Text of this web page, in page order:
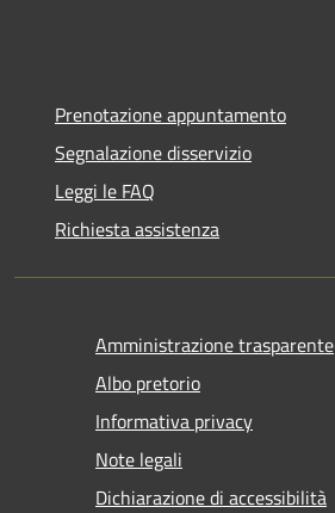
Prenotazione appuntamento
Segnalazione disservizio
Leggi le FAQ
Richiesta assistenza
Amministrazione trasparente
Albo pretorio
Informativa privacy
Note legali
Dichiarazione di accessibilità